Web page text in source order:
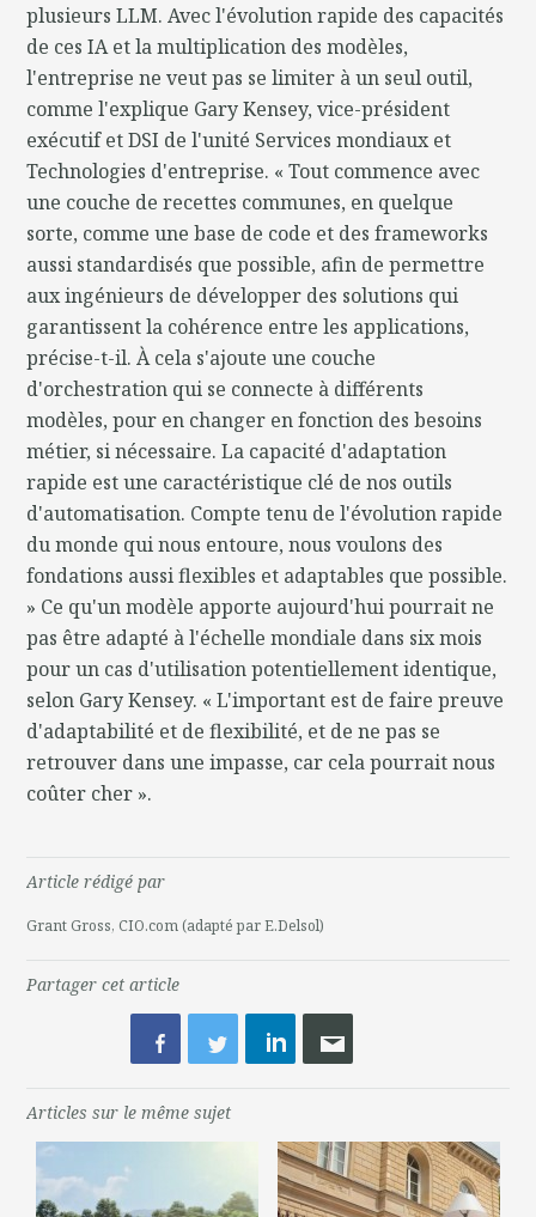
plusieurs LLM. Avec l'évolution rapide des capacités
de ces IA et la multiplication des modèles,
l'entreprise ne veut pas se limiter à un seul outil,
comme l'explique Gary Kensey, vice-président
exécutif et DSI de l'unité Services mondiaux et
Technologies d'entreprise. « Tout commence avec
une couche de recettes communes, en quelque
sorte, comme une base de code et des frameworks
aussi standardisés que possible, afin de permettre
aux ingénieurs de développer des solutions qui
garantissent la cohérence entre les applications,
précise-t-il. À cela s'ajoute une couche
d'orchestration qui se connecte à différents
modèles, pour en changer en fonction des besoins
métier, si nécessaire. La capacité d'adaptation
rapide est une caractéristique clé de nos outils
d'automatisation. Compte tenu de l'évolution rapide
du monde qui nous entoure, nous voulons des
fondations aussi flexibles et adaptables que possible.
» Ce qu'un modèle apporte aujourd'hui pourrait ne
pas être adapté à l'échelle mondiale dans six mois
pour un cas d'utilisation potentiellement identique,
selon Gary Kensey. « L'important est de faire preuve
d'adaptabilité et de flexibilité, et de ne pas se
retrouver dans une impasse, car cela pourrait nous
coûter cher ».
Article rédigé par
Grant Gross, CIO.com (adapté par E.Delsol)
Partager cet article
Articles sur le même sujet